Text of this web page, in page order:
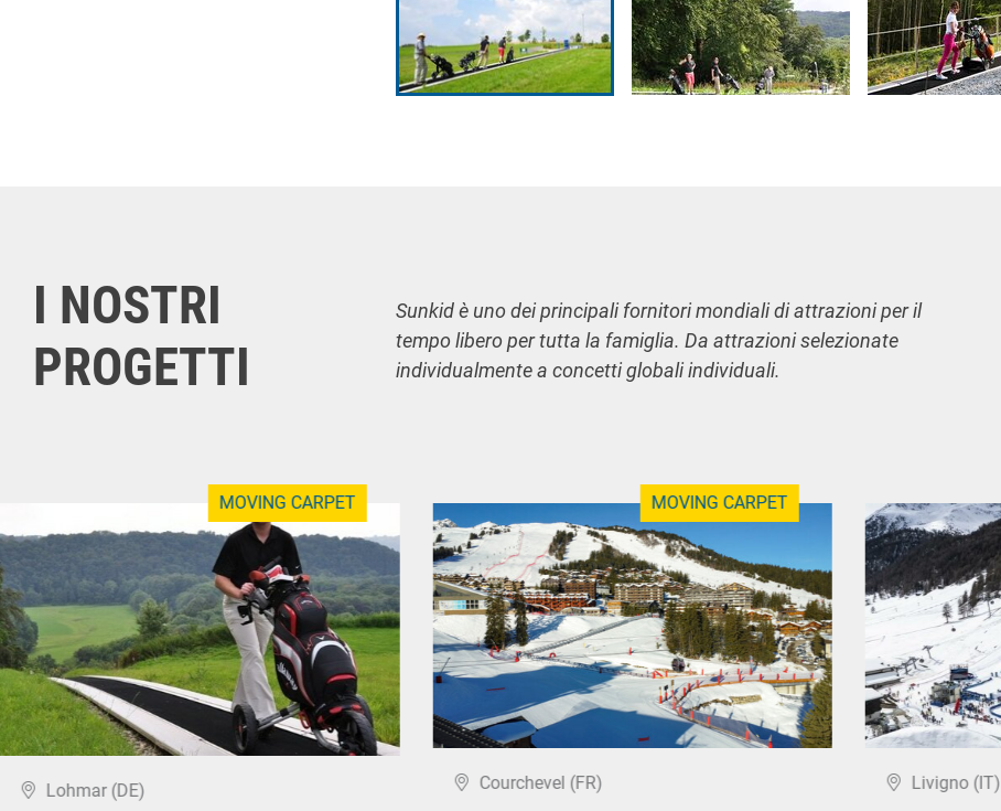
I NOSTRI
PROGETTI
Sunkid è uno dei principali fornitori mondiali di attrazioni per il
tempo libero per tutta la famiglia. Da attrazioni selezionate
individualmente a concetti globali individuali.
MOVING CARPET
Lohmar (DE)
MOVING CARPET
Courchevel (FR) Livigno (IT)